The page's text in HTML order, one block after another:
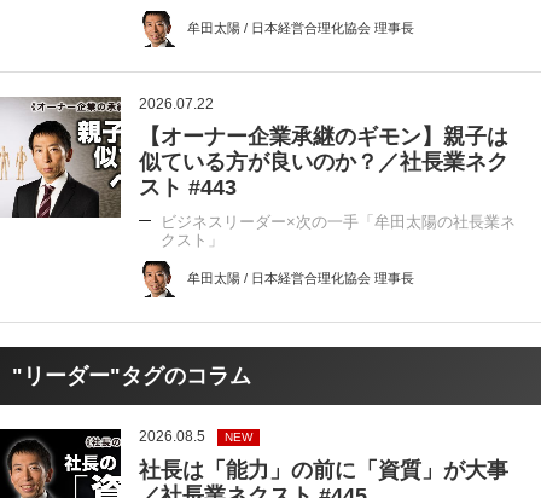
牟田太陽 / 日本経営合理化協会 理事長
2026.07.22
【オーナー企業承継のギモン】親子は
似ている方が良いのか？／社長業ネク
スト #443
ビジネスリーダー×次の一手「牟田太陽の社長業ネ
クスト」
牟田太陽 / 日本経営合理化協会 理事長
"リーダー"タグのコラム
2026.08.5 NEW
社長は「能力」の前に「資質」が大事